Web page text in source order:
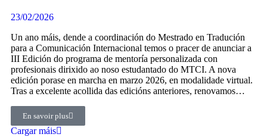
23/02/2026
Un ano máis, dende a coordinación do Mestrado en Tradución
para a Comunicación Internacional temos o pracer de anunciar a
III Edición do programa de mentoría personalizada con
profesionais dirixido ao noso estudantado do MTCI. A nova
edición porase en marcha en marzo 2026, en modalidade virtual.
Tras a excelente acollida das edicións anteriores, renovamos…
En savoir plus
Cargar máis